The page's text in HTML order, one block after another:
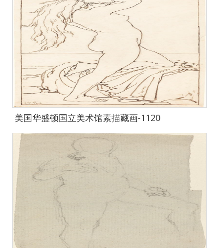
美国华盛顿国立美术馆素描藏画-1120